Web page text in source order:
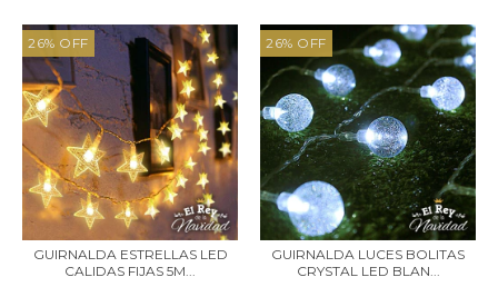
26% OFF
GUIRNALDA ESTRELLAS LED
CALIDAS FIJAS 5M...
26% OFF
GUIRNALDA LUCES BOLITAS
CRYSTAL LED BLAN...